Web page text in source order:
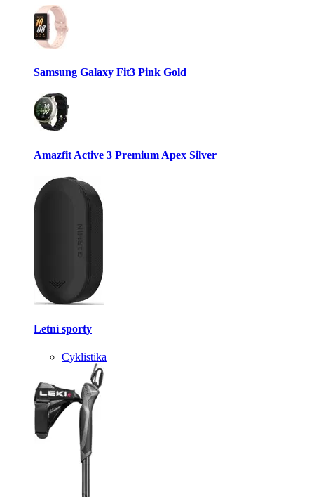
Samsung Galaxy Fit3 Pink Gold
Amazfit Active 3 Premium Apex Silver
Letní sporty
Cyklistika